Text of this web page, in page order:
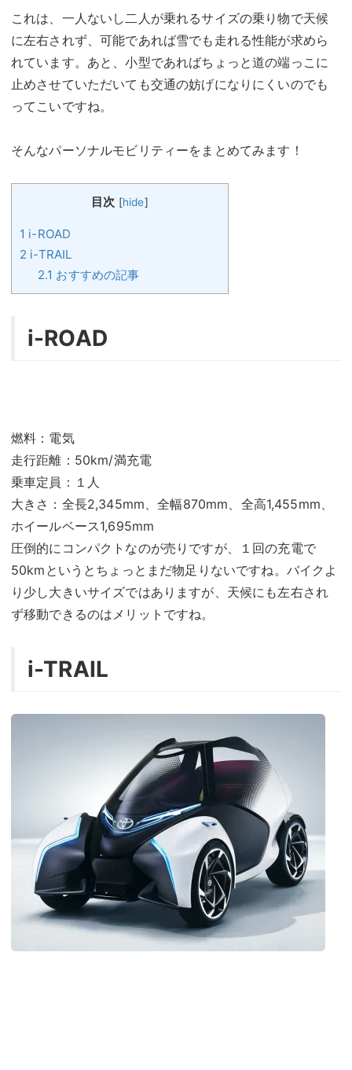
これは、一人ないし二人が乗れるサイズの乗り物で天候
に左右されず、可能であれば雪でも走れる性能が求めら
れています。あと、小型であればちょっと道の端っこに
止めさせていただいても交通の妨げになりにくいのでも
ってこいですね。
そんなパーソナルモビリティーをまとめてみます！
目次 [hide]
1 i-ROAD
2 i-TRAIL
2.1 おすすめの記事
i-ROAD
燃料：電気
走行距離：50km/満充電
乗車定員：１人
大きさ：全長2,345mm、全幅870mm、全高1,455mm、
ホイールベース1,695mm
圧倒的にコンパクトなのが売りですが、１回の充電で
50kmというとちょっとまだ物足りないですね。バイクよ
り少し大きいサイズではありますが、天候にも左右され
ず移動できるのはメリットですね。
i-TRAIL